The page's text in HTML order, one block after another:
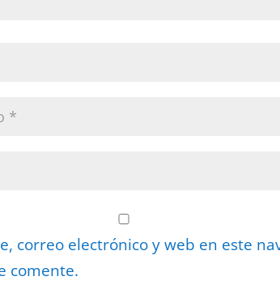
correo electrónico y web en este
comente.